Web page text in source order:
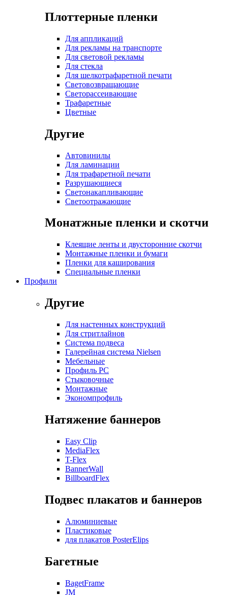
Плоттерные пленки
Для аппликаций
Для рекламы на транспорте
Для световой рекламы
Для стекла
Для шелкотрафаретной печати
Световозвращающие
Светорассеивающие
Трафаретные
Цветные
Другие
Автовинилы
Для ламинации
Для трафаретной печати
Разрушающиеся
Светонакапливающие
Светоотражающие
Монатжные пленки и скотчи
Клеящие ленты и двусторонние скотчи
Монтажные пленки и бумаги
Пленки для каширования
Специальные пленки
Профили
Другие
Для настенных конструкций
Для стритлайнов
Система подвеса
Галерейная система Nielsen
Мебельные
Профиль РС
Стыковочные
Монтажные
Экономпрофиль
Натяжение баннеров
Easy Clip
MediaFlex
T-Flex
BannerWall
BillboardFlex
Подвес плакатов и баннеров
Алюминиевые
Пластиковые
для плакатов PosterElips
Багетные
BagetFrame
JM